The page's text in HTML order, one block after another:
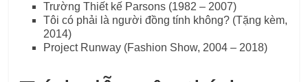
Trường Thiết kế Parsons (1982 – 2007)
Tôi có phải là người đồng tính không? (Tặng kèm,
2014)
Project Runway (Fashion Show, 2004 – 2018)